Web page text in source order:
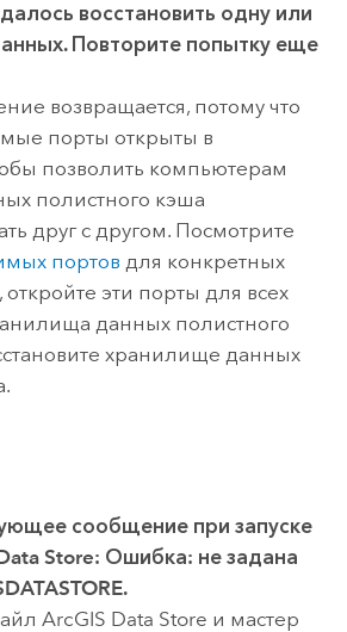
восстановить одну или
Повторите попытку еще
возвращается, потому что
порты открыты в
позволить компьютерам
полистного кэша
друг с другом. Посмотрите
портов для конкретных
эти порты для всех
данных полистного
хранилище данных
сообщение при запуске
Store: Ошибка: не задана
.
ArcGIS Data Store и мастер